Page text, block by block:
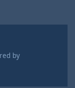
by